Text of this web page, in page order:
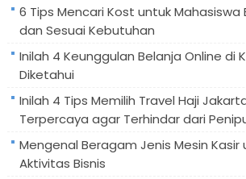
6 Tips Mencari Kost untuk
dan Sesuai Kebutuhan
Inilah 4 Keunggulan Belanja Online di
Diketahui
Inilah 4 Tips Memilih Travel Haji
Terpercaya agar Terhindar dari
Mengenal Beragam Jenis Mesin Kasir
Aktivitas Bisnis